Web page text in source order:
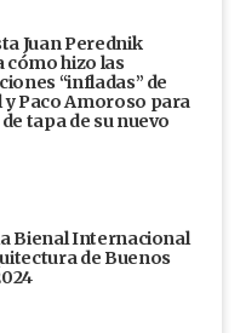
Juan Perednik
cómo hizo las
“infladas” de
y Paco Amoroso para
tapa de su nuevo
Bienal Internacional
de Buenos